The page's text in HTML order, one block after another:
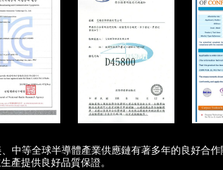
中等全球半導體產業供應鏈有著多年的良好合作
產提供良好品質保證。